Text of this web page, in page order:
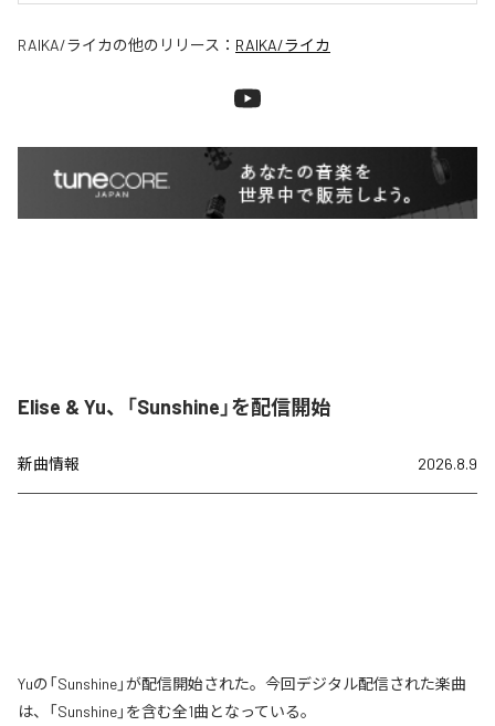
RAIKA/ライカの他のリリース： RAIKA/ライカ
Elise & Yu、「Sunshine」を配信開始
新曲情報 2026.8.9
Yuの「Sunshine」が配信開始された。今回デジタル配信された楽曲
は、「Sunshine」を含む全1曲となっている。